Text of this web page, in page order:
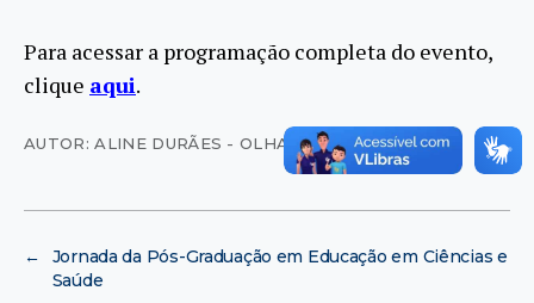
Para acessar a programação completa do evento,
clique aqui.
AUTOR: ALINE DURÃES - OLHAR VIRTUAL
←
Jornada da Pós-Graduação em Educação em Ciências e
Saúde